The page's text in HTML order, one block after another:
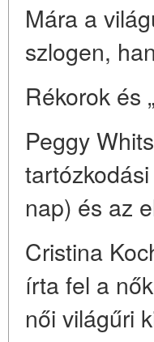
Mára a
szlogen,
Rékorok és
Peggy
nap) és az
Cristina
írta fel a
női világűri